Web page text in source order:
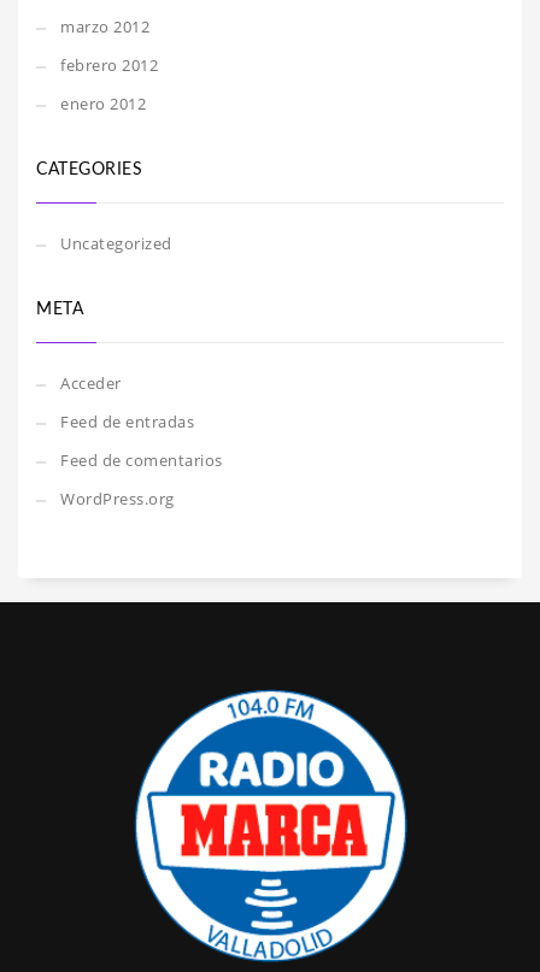
marzo 2012
febrero 2012
enero 2012
CATEGORIES
Uncategorized
META
Acceder
Feed de entradas
Feed de comentarios
WordPress.org